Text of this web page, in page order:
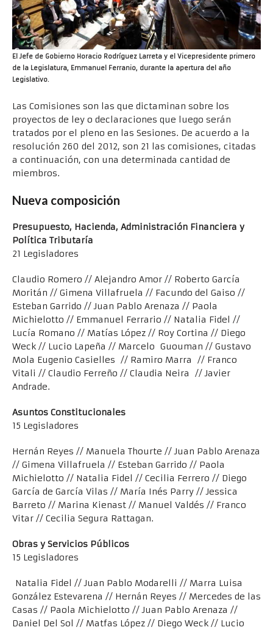
El Jefe de Gobierno Horacio Rodríguez Larreta y el Vicepresidente primero
de la Legislatura, Emmanuel Ferranio, durante la apertura del año
Legislativo.
Las Comisiones son las que dictaminan sobre los
proyectos de ley o declaraciones que luego serán
tratados por el pleno en las Sesiones. De acuerdo a la
resolución 260 del 2012, son 21 las comisiones, citadas
a continuación, con una determinada cantidad de
miembros.
Nueva composición
Presupuesto, Hacienda, Administración Financiera y
Política Tributaría
21 Legisladores
Claudio Romero // Alejandro Amor // Roberto García
Moritán // Gimena Villafruela // Facundo del Gaiso //
Esteban Garrido // Juan Pablo Arenaza // Paola
Michielotto // Emmanuel Ferrario // Natalia Fidel //
Lucía Romano // Matías López // Roy Cortina // Diego
Weck // Lucio Lapeña // Marcelo Guouman // Gustavo
Mola Eugenio Casielles // Ramiro Marra // Franco
Vitali // Claudio Ferreño // Claudia Neira // Javier
Andrade.
Asuntos Constitucionales
15 Legisladores
Hernán Reyes // Manuela Thourte // Juan Pablo Arenaza
// Gimena Villafruela // Esteban Garrido // Paola
Michielotto // Natalia Fidel // Cecilia Ferrero // Diego
García de García Vilas // María Inés Parry // Jessica
Barreto // Marina Kienast // Manuel Valdés // Franco
Vitar // Cecilia Segura Rattagan.
Obras y Servicios Públicos
15 Legisladores
Natalia Fidel // Juan Pablo Modarelli // Marra Luisa
González Estevarena // Hernán Reyes // Mercedes de las
Casas // Paola Michielotto // Juan Pablo Arenaza //
Daniel Del Sol // Matfas López // Diego Weck // Lucio